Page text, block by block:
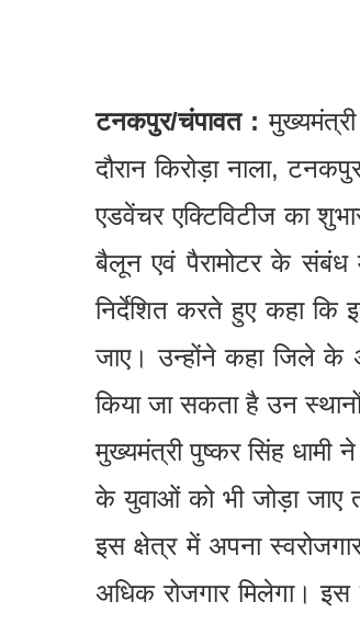
टनकपुर/चंपावत :
दौरान किरोड़ा नाला,
एडवेंचर एक्टिविटीज का
बैलून एवं पैरामोटर के संबंध
निर्देशित करते हुए कहा कि
जाए। उन्होंने कहा जिले के
किया जा सकता है उन
मुख्यमंत्री पुष्कर सिंह धामी
के युवाओं को भी जोड़ा
इस क्षेत्र में अपना
अधिक रोजगार मिलेगा। इस